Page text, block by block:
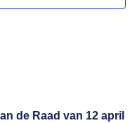
de Raad van 12 april